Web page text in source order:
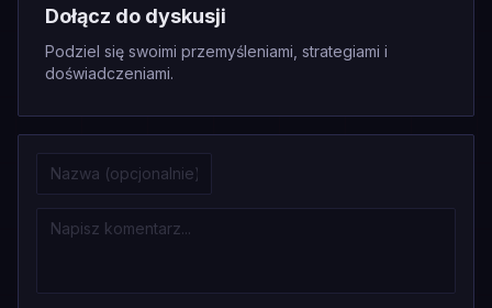
Dołącz do dyskusji
Podziel się swoimi przemyśleniami, strategiami i
doświadczeniami.